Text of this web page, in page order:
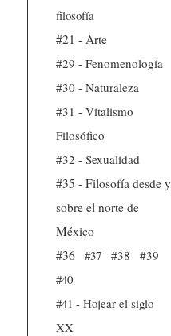
filosofía
#21 - Arte
#29 - Fenomenología
#30 - Naturaleza
#31 - Vitalismo
Filosófico
#32 - Sexualidad
#35 - Filosofía desde y
sobre el norte de
México
#36
#37 #38
#39
#40
#41 - Hojear el siglo
XX